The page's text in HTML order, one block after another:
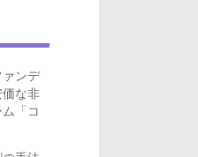
ンデ
価な非
「コ